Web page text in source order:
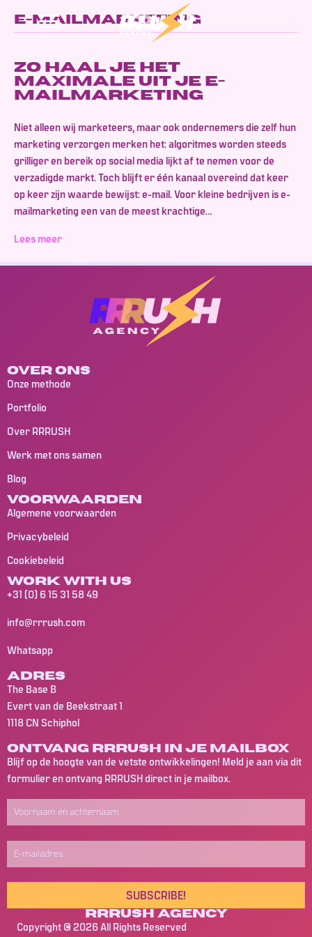
e-mailmarketing
Zo haal je het
maximale uit je e-
mailmarketing
Niet alleen wij marketeers, maar ook ondernemers die zelf hun
marketing verzorgen merken het: algoritmes worden steeds
grilliger en bereik op social media lijkt af te nemen voor de
verzadigde markt. Toch blijft er één kanaal overeind dat keer
op keer zijn waarde bewijst: e-mail. Voor kleine bedrijven is e-
mailmarketing een van de meest krachtige…
Lees meer
Over ons
Onze methode
Portfolio
Over RRRUSH
Werk met ons samen
Blog
Voorwaarden
Algemene voorwaarden
Privacybeleid
Cookiebeleid
Work with us
+31 (0) 6 15 31 58 49
info@rrrush.com
Whatsapp
Adres
The Base B
Evert van de Beekstraat 1
1118 CN Schiphol
Ontvang Rrrush in je mailbox
Blijf op de hoogte van de vetste ontwikkelingen! Meld je aan via dit
formulier en ontvang RRRUSH direct in je mailbox.
SUBSCRIBE!
Rrrush Agency
Copyright © 2026 All Rights Reserved